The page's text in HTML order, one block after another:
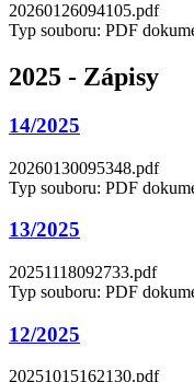
20260126094105.pdf
Typ souboru: PDF
2025 - Zápisy
14/2025
20260130095348.pdf
Typ souboru: PDF
13/2025
20251118092733.pdf
Typ souboru: PDF
12/2025
20251015162130.pdf